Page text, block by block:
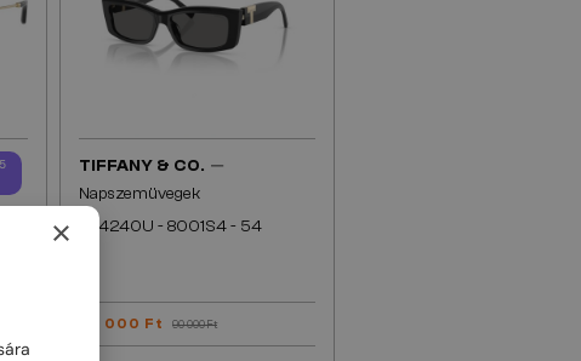
TIFFANY & CO. —
Napszemüvegek
TF4240U - 8001S4 - 54
78 000 Ft 90 000 Ft
×